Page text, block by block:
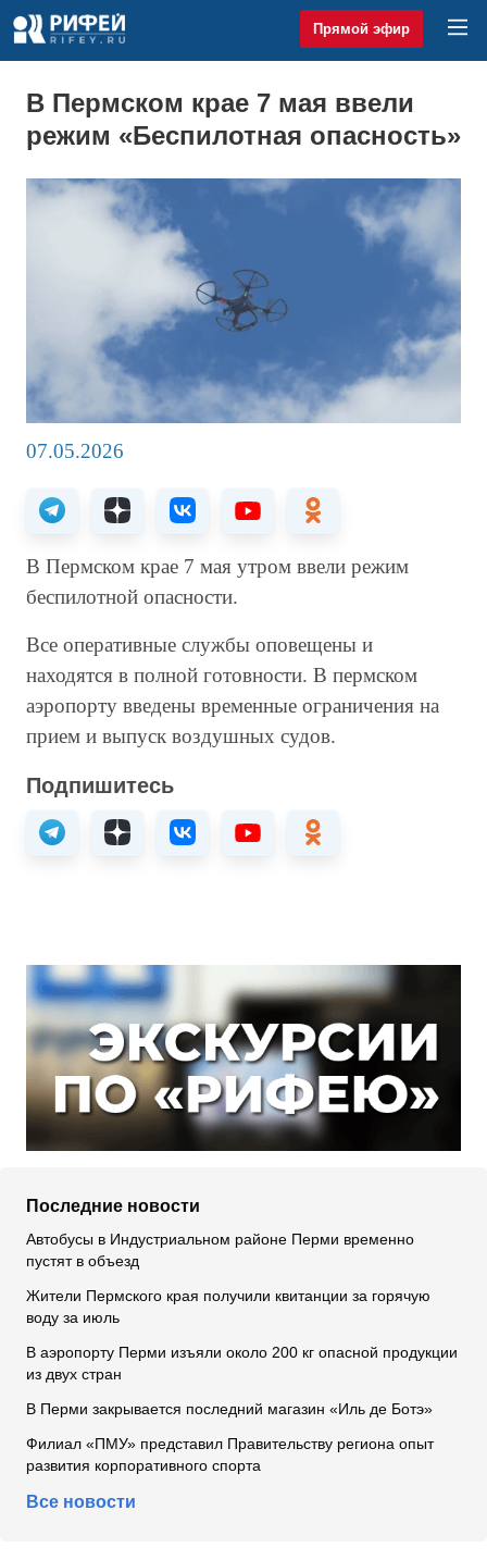
Прямой эфир
В Пермском крае 7 мая ввели
режим «Беспилотная опасность»
07.05.2026
В Пермском крае 7 мая утром ввели режим
беспилотной опасности.
Все оперативные службы оповещены и
находятся в полной готовности. В пермском
аэропорту введены временные ограничения на
прием и выпуск воздушных судов.
Подпишитесь
Последние новости
Автобусы в Индустриальном районе Перми временно
пустят в объезд
Жители Пермского края получили квитанции за горячую
воду за июль
В аэропорту Перми изъяли около 200 кг опасной продукции
из двух стран
В Перми закрывается последний магазин «Иль де Ботэ»
Филиал «ПМУ» представил Правительству региона опыт
развития корпоративного спорта
Все новости